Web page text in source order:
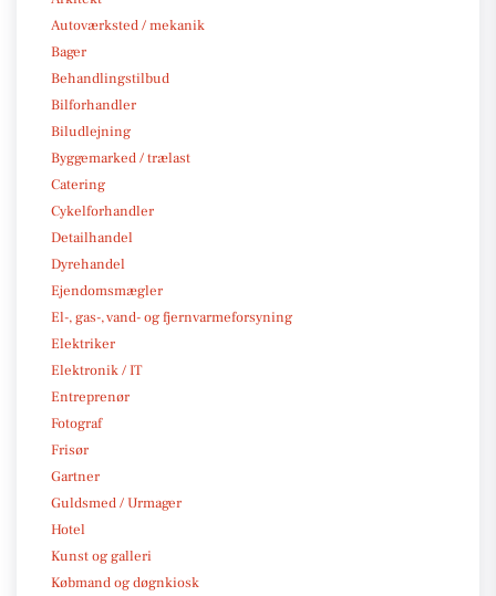
Autoværksted / mekanik
Bager
Behandlingstilbud
Bilforhandler
Biludlejning
Byggemarked / trælast
Catering
Cykelforhandler
Detailhandel
Dyrehandel
Ejendomsmægler
El-, gas-, vand- og fjernvarmeforsyning
Elektriker
Elektronik / IT
Entreprenør
Fotograf
Frisør
Gartner
Guldsmed / Urmager
Hotel
Kunst og galleri
Købmand og døgnkiosk